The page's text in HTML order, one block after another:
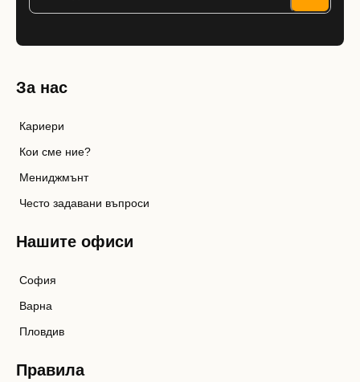
За нас
Кариери
Кои сме ние?
Мениджмънт
Често задавани въпроси
Нашите офиси
София
Варна
Пловдив
Правила